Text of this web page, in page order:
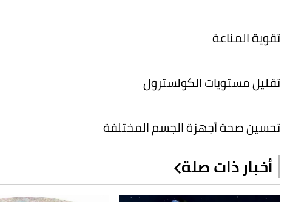
تقوية المناعة
تقليل مستويات الكولسترول
تحسين صحة أجهزة الجسم المختلفة
أخبار ذات صلة